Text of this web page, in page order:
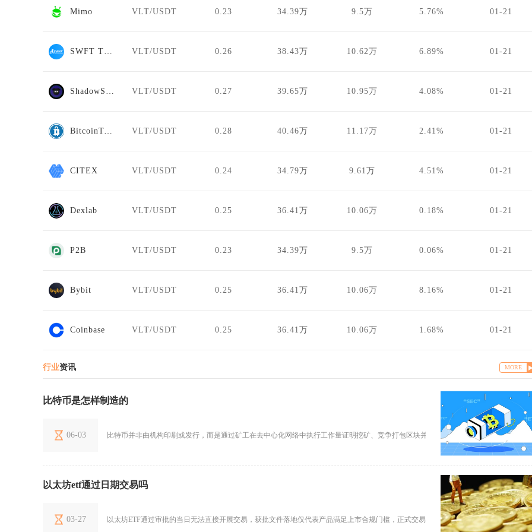
Mimo VLT/USDT 0.23 34.39万 9.5万 5.76% 01-21
VLT/USDT 0.26 38.43万 10.62万 6.89% 01-21
VLT/USDT 0.27 39.65万 10.95万 4.08% 01-21
VLT/USDT 0.28 40.46万 11.17万 2.41% 01-21
CITEX VLT/USDT 0.24 34.79万 9.61万 4.51% 01-21
Dexlab VLT/USDT 0.25 36.41万 10.06万 0.18% 01-21
P2B VLT/USDT 0.23 34.39万 9.5万 0.06% 01-21
Bybit VLT/USDT 0.25 36.41万 10.06万 8.16% 01-21
Coinbase VLT/USDT 0.25 36.41万 10.06万 1.68% 01-21
行业资讯 MORE
比特币是怎样制造的
06-03 比特币并非由机构印刷或发行，而是通过矿工在去中心化网络中执行工作量证明挖矿、竞争打包区块并获得系统奖励的方式被持续制造
以太坊etf通过日期交易吗
03-27 以太坊ETF通过审批的当日无法直接开展交易，获批文件落地仅代表产品满足上市合规门槛，正式交易需要等待交易所敲定上市起始日